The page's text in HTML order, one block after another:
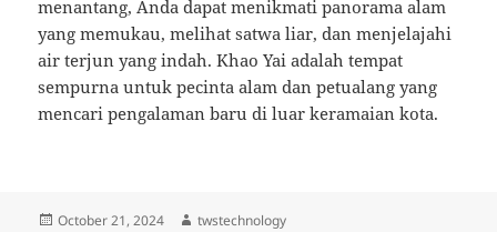
menantang, Anda dapat menikmati panorama alam
yang memukau, melihat satwa liar, dan menjelajahi
air terjun yang indah. Khao Yai adalah tempat
sempurna untuk pecinta alam dan petualang yang
mencari pengalaman baru di luar keramaian kota.
Posted
October 21, 2024 Author
twstechnology